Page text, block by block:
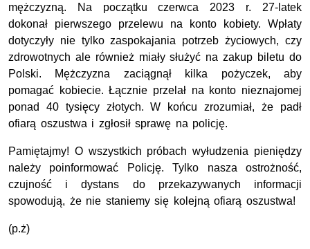
mężczyzną. Na początku czerwca 2023 r. 27-latek
dokonał pierwszego przelewu na konto kobiety. Wpłaty
dotyczyły nie tylko zaspokajania potrzeb życiowych, czy
zdrowotnych ale również miały służyć na zakup biletu do
Polski. Mężczyzna zaciągnął kilka pożyczek, aby
pomagać kobiecie. Łącznie przelał na konto nieznajomej
ponad 40 tysięcy złotych. W końcu zrozumiał, że padł
ofiarą oszustwa i zgłosił sprawę na policję.
Pamiętajmy! O wszystkich próbach wyłudzenia pieniędzy
należy poinformować Policję. Tylko nasza ostrożność,
czujność i dystans do przekazywanych informacji
spowodują, że nie staniemy się kolejną ofiarą oszustwa!
(p.ż)